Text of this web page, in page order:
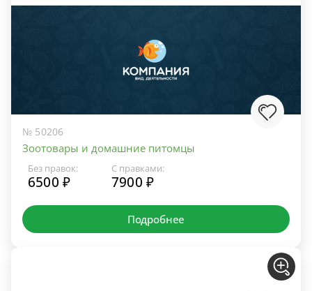
№ 50206
Зоотовары и домашние питомцы
Без правок:
6500 ₽
С правками:
7900 ₽
Подробнее